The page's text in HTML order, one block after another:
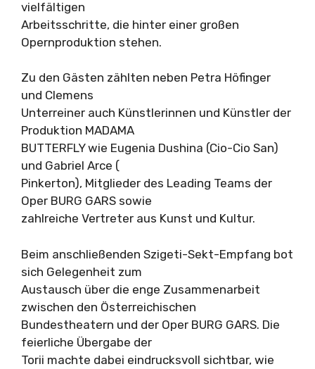
vielfältigen
Arbeitsschritte, die hinter einer großen
Opernproduktion stehen.
Zu den Gästen zählten neben Petra Höfinger
und Clemens
Unterreiner auch Künstlerinnen und Künstler der
Produktion MADAMA
BUTTERFLY wie Eugenia Dushina (Cio-Cio San)
und Gabriel Arce (
Pinkerton), Mitglieder des Leading Teams der
Oper BURG GARS sowie
zahlreiche Vertreter aus Kunst und Kultur.
Beim anschließenden Szigeti-Sekt-Empfang bot
sich Gelegenheit zum
Austausch über die enge Zusammenarbeit
zwischen den Österreichischen
Bundestheatern und der Oper BURG GARS. Die
feierliche Übergabe der
Torii machte dabei eindrucksvoll sichtbar, wie